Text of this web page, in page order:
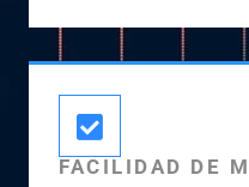
FACILIDAD DE